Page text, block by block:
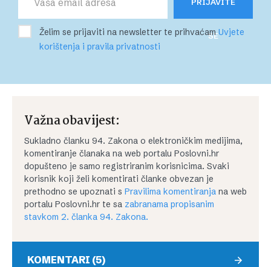
SE
Želim se prijaviti na newsletter te prihvaćamUvjete
korištenja i pravila privatnosti
Važna obavijest:
Sukladno članku 94. Zakona o elektroničkim medijima,
komentiranje članaka na web portalu Poslovni.hr
dopušteno je samo registriranim korisnicima. Svaki
korisnik koji želi komentirati članke obvezan je
prethodno se upoznati s Pravilima komentiranja na web
portalu Poslovni.hr te sa zabranama propisanim
stavkom 2. članka 94. Zakona.
KOMENTARI (5)